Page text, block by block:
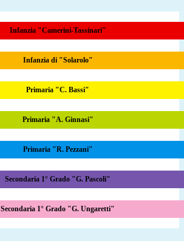
Infanzia "Camerini-Tassinari"
Infanzia di "Solarolo"
Primaria "C. Bassi"
Primaria "A. Ginnasi"
Primaria "R. Pezzani"
Secondaria 1° Grado "G. Pascoli"
Secondaria 1° Grado "G. Ungaretti"